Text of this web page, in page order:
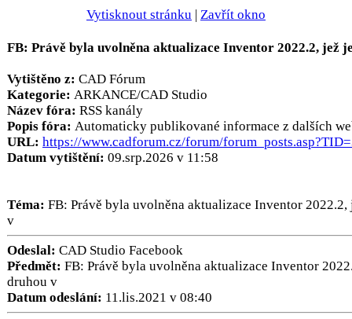
Vytisknout stránku | Zavřít okno
FB: Právě byla uvolněna aktualizace Inventor 2022.2, jež
Vytištěno z: CAD Fórum
Kategorie: ARKANCE/CAD Studio
Název fóra: RSS kanály
Popis fóra: Automaticky publikované informace z dalších
URL: https://www.cadforum.cz/forum/
Datum vytištění: 09.srp.2026 v 11:58
Téma: FB: Právě byla uvolněna aktualizace Inventor 2022.2,
v
Odeslal: CAD Studio Facebook
Předmět: FB: Právě byla uvolněna aktualizace Inventor
druhou v
Datum odeslání: 11.lis.2021 v 08:40